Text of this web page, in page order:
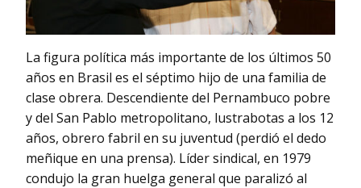
La figura política más importante de los últimos 50
años en Brasil es el séptimo hijo de una familia de
clase obrera. Descendiente del Pernambuco pobre
y del San Pablo metropolitano, lustrabotas a los 12
años, obrero fabril en su juventud (perdió el dedo
meñique en una prensa). Líder sindical, en 1979
condujo la gran huelga general que paralizó al